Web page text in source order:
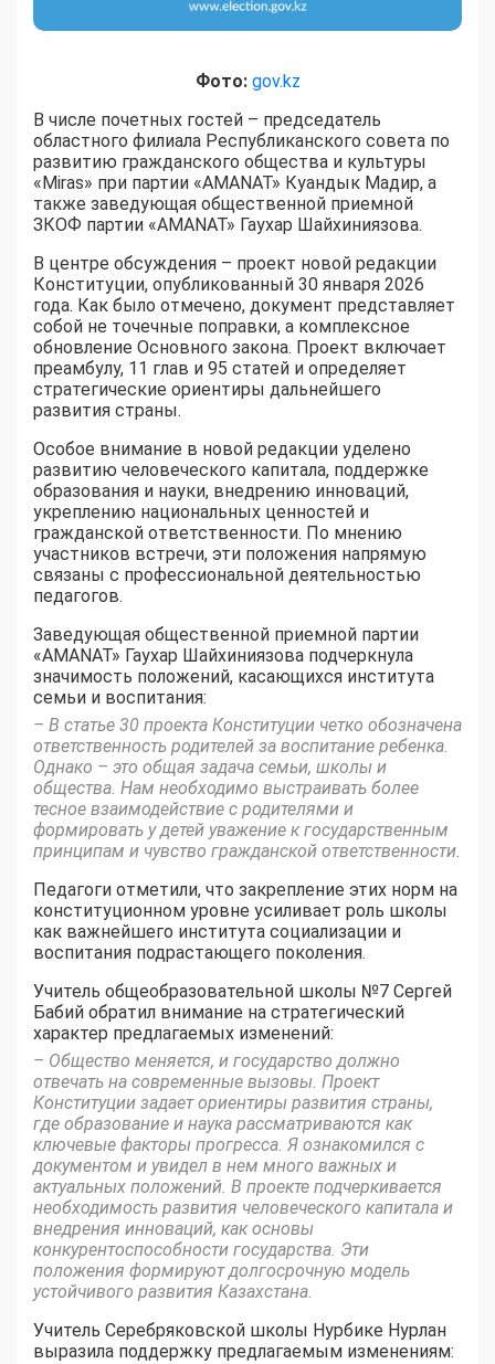
Фото: gov.kz
В числе почетных гостей – председатель
областного филиала Республиканского совета по
развитию гражданского общества и культуры
«Miras» при партии «AMANAT» Куандык Мадир, а
также заведующая общественной приемной
ЗКОФ партии «AMANAT» Гаухар Шайхиниязова.
В центре обсуждения – проект новой редакции
Конституции, опубликованный 30 января 2026
года. Как было отмечено, документ представляет
собой не точечные поправки, а комплексное
обновление Основного закона. Проект включает
преамбулу, 11 глав и 95 статей и определяет
стратегические ориентиры дальнейшего
развития страны.
Особое внимание в новой редакции уделено
развитию человеческого капитала, поддержке
образования и науки, внедрению инноваций,
укреплению национальных ценностей и
гражданской ответственности. По мнению
участников встречи, эти положения напрямую
связаны с профессиональной деятельностью
педагогов.
Заведующая общественной приемной партии
«AMANAT» Гаухар Шайхиниязова подчеркнула
значимость положений, касающихся института
семьи и воспитания:
– В статье 30 проекта Конституции четко обозначена
ответственность родителей за воспитание ребенка.
Однако – это общая задача семьи, школы и
общества. Нам необходимо выстраивать более
тесное взаимодействие с родителями и
формировать у детей уважение к государственным
принципам и чувство гражданской ответственности.
Педагоги отметили, что закрепление этих норм на
конституционном уровне усиливает роль школы
как важнейшего института социализации и
воспитания подрастающего поколения.
Учитель общеобразовательной школы №7 Сергей
Бабий обратил внимание на стратегический
характер предлагаемых изменений:
– Общество меняется, и государство должно
отвечать на современные вызовы. Проект
Конституции задает ориентиры развития страны,
где образование и наука рассматриваются как
ключевые факторы прогресса. Я ознакомился с
документом и увидел в нем много важных и
актуальных положений. В проекте подчеркивается
необходимость развития человеческого капитала и
внедрения инноваций, как основы
конкурентоспособности государства. Эти
положения формируют долгосрочную модель
устойчивого развития Казахстана.
Учитель Серебряковской школы Нурбике Нурлан
выразила поддержку предлагаемым изменениям: